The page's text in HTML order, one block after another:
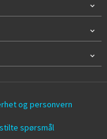
og personvern
spørsmål